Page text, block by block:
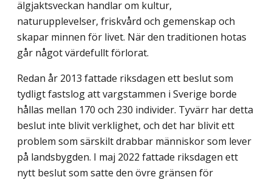
älgjaktsveckan handlar om kultur,
naturupplevelser, friskvård och gemenskap och
skapar minnen för livet. När den traditionen hotas
går något värdefullt förlorat.
Redan år 2013 fattade riksdagen ett beslut som
tydligt fastslog att vargstammen i Sverige borde
hållas mellan 170 och 230 individer. Tyvärr har detta
beslut inte blivit verklighet, och det har blivit ett
problem som särskilt drabbar människor som lever
på landsbygden. I maj 2022 fattade riksdagen ett
nytt beslut som satte den övre gränsen för